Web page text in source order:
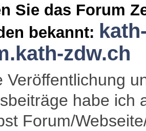
Sie das Forum
bekannt:
zdw.ch
Veröffentlichung
habe ich
Forum/